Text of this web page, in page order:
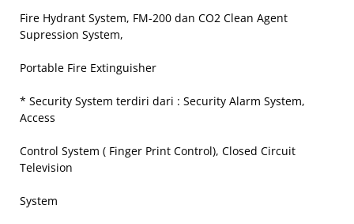
Fire Hydrant System, FM-200 dan CO2 Clean Agent
Supression System,
Portable Fire Extinguisher
* Security System terdiri dari : Security Alarm System,
Access
Control System ( Finger Print Control), Closed Circuit
Television
System